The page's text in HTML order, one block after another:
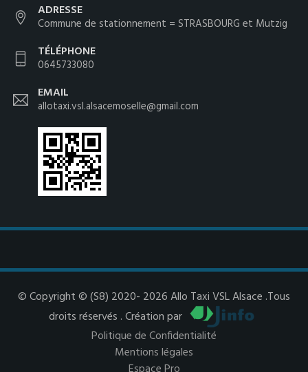
ADRESSE
Commune de stationnement = STRASBOURG et Mutzig
TÉLÉPHONE
0645733080
EMAIL
allotaxi.vsl.alsacemoselle@gmail.com
© Copyright © (S8) 2020- 2026 Allo Taxi VSL Alsace .Tous
droits réservés . Création par
Politique de Confidentialité
Mentions légales